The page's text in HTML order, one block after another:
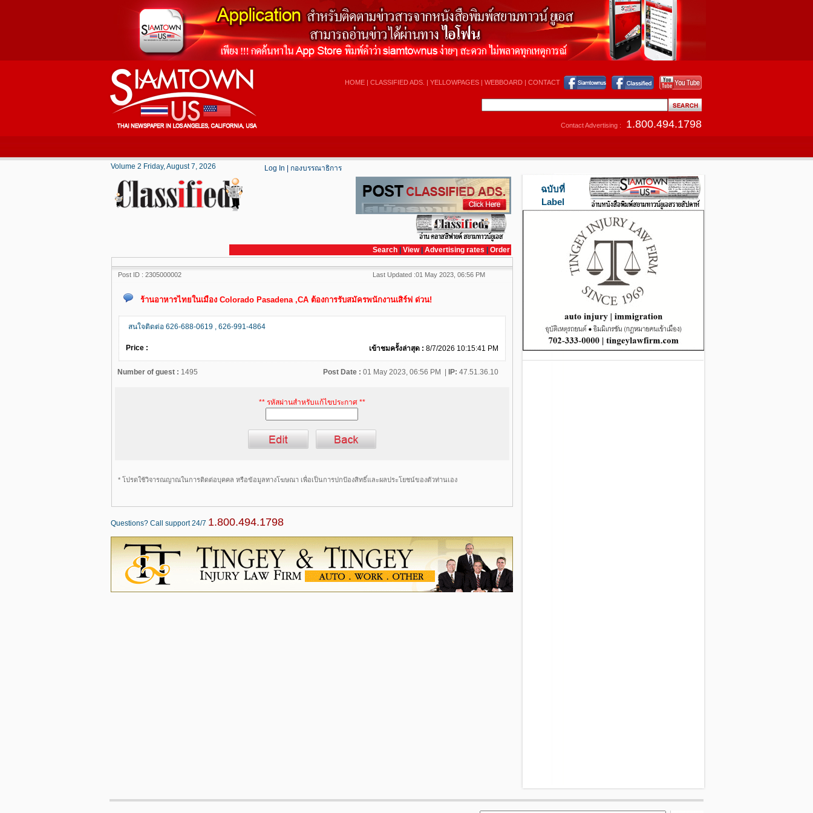
HOME| CLASSIFIED ADS. | YELLOWPAGES| WEBBOARD| CONTACT
Contact Advertising : 1.800.494.1798
Volume 2 Friday, August 7, 2026 Log In กองบรรณาธิการ
Search| View Advertising rates Order
Post ID : 2305000002 Last Updated :01 May 2023, 06:56 PM
ร้านอาหารไทยในเมือง Colorado Pasadena ,CA ต้องการรับสมัครพนักงานเสิร์ฟ ด่วน!
สนใจติดต่อ 626-688-0619 , 626-991-4864
Price : เข้าชมครั้งล่าสุด : 8/7/2026 10:15:41 PM
Number of guest : 1495 Post Date : 01 May 2023, 06:56 PM IP: 47.51.36.10
** รหัสผ่านสำหรับแก้ไขประกาศ **
* โปรดใช้วิจารณญาณในการติดต่อบุคคล หรือข้อมูลทางโฆษณา เพื่อเป็นการปกป้องสิทธิ์และผลประโยชน์ของตัวท่านเอง
Questions? Call support 24/7 1.800.494.1798
ฉบับที่
Label